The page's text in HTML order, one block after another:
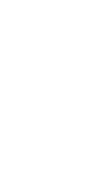
(FStrG)
(StVO)
(StVO)
(StVO)
(StVO)
Erlaubnis)